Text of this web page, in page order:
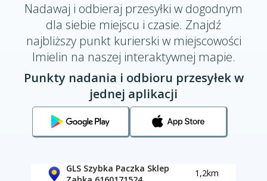
Nadawaj i odbieraj przesyłki w dogodnym
dla siebie miejscu i czasie. Znajdź
najbliższy punkt kurierski w miejscowości
Imielin na naszej interaktywnej mapie.
Punkty nadania i odbioru przesyłek w
jednej aplikacji